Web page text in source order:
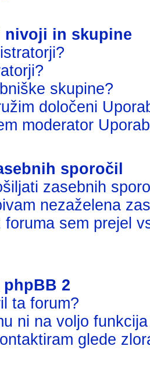
nivoji in skupine
skupine?
določeni
moderator
sporočil
zasebnih
nezaželena
foruma sem prejel
2
ta forum?
ni na voljo
glede